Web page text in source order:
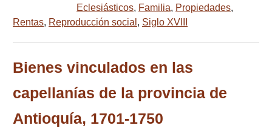
Eclesiásticos, Familia, Propiedades,
Rentas, Reproducción social , Siglo XVIII
Bienes vinculados en las
capellanías de la provincia de
Antioquía, 1701-1750